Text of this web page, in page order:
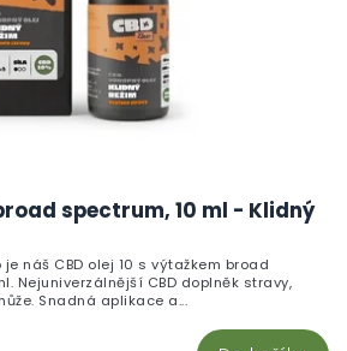
spectrum, 10 ml - Klidný
náš CBD olej 10 s výtažkem broad
Nejuniverzálnější CBD doplněk stravy,
Snadná aplikace a...